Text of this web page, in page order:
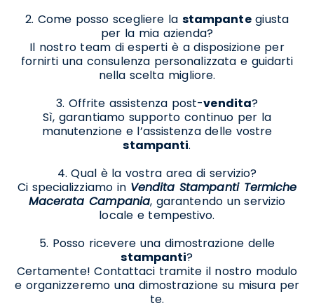
2. Come posso scegliere la stampantegiusta
per la mia azienda?
Il nostro team di esperti è a disposizione per
fornirti una consulenza personalizzata e guidarti
nella scelta migliore.
3. Offrite assistenza post-vendita?
Sì, garantiamo supporto continuo per la
manutenzione e l’assistenza delle vostre
stampanti.
4. Qual è la vostra area di servizio?
Ci specializziamo in Vendita Stampanti Termiche
Macerata Campania, garantendo un servizio
locale e tempestivo.
5. Posso ricevere una dimostrazione delle
stampanti?
Certamente! Contattaci tramite il nostro modulo
e organizzeremo una dimostrazione su misura per
te.